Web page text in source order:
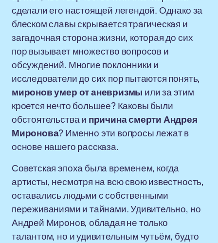
сделали его настоящей легендой. Однако за
блеском славы скрывается трагическая и
загадочная сторона жизни, которая до сих
пор вызывает множество вопросов и
обсуждений. Многие поклонники и
исследователи до сих пор пытаются понять,
миронов умер от аневризмы или за этим
кроется нечто большее? Каковы были
обстоятельства и причина смерти Андрея
Миронова? Именно эти вопросы лежат в
основе нашего рассказа.
Советская эпоха была временем, когда
артисты, несмотря на всю свою известность,
оставались людьми с собственными
переживаниями и тайнами. Удивительно, но
Андрей Миронов, обладая не только
талантом, но и удивительным чутьём, будто